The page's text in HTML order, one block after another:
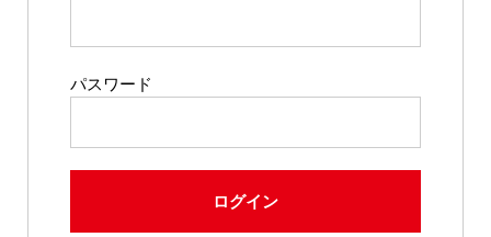
パスワード
ログイン